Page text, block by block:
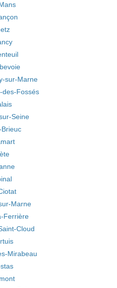
sur-Marne
des-Fossés
Seine
Marne
Ferrière
Cloud
Mirabeau